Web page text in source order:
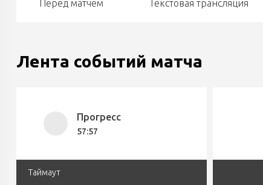
Перед матчем Текстовая трансляция
Лента событий матча
Прогресс
57:57
Таймаут